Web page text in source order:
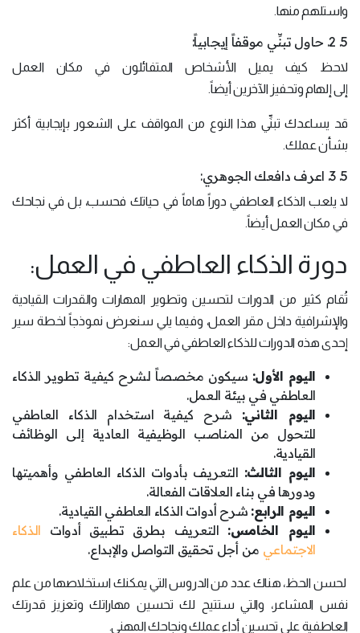
واستلهم منها.
5. 2. حاول تبنِّي موقفاً إيجابياً:
لاحظ كيف يميل الأشخاص المتفائلون في مكان العمل
إلى إلهام وتحفيز الآخرين أيضاً.
قد يساعدك تبنِّي هذا النوع من المواقف على الشعور بإيجابية أكثر
بشأن عملك.
5. 3. اعرف دافعك الجوهري:
لا يلعب الذكاء العاطفي دوراً هاماً في حياتك فحسب، بل في نجاحك
في مكان العمل أيضاً.
دورة الذكاء العاطفي في العمل:
تُقام كثير من الدورات لتحسين وتطوير المهارات والقدرات القيادية
والإشرافية داخل مقر العمل، وفيما يلي سنعرض نموذجاً لخطة سير
إحدى هذه الدورات للذكاء العاطفي في العمل:
اليوم الأول: سيكون مخصصاً لشرح كيفية تطوير الذكاء
العاطفي في بيئة العمل.
اليوم الثاني: شرح كيفية استخدام الذكاء العاطفي
للتحول من المناصب الوظيفية العادية إلى الوظائف
القيادية.
اليوم الثالث: التعريف بأدوات الذكاء العاطفي وأهميتها
ودورها في بناء العلاقات الفعالة.
اليوم الرابع: شرح أدوات الذكاء العاطفي القيادية.
اليوم الخامس: التعريف بطرق تطبيق أدوات الذكاء
الاجتماعي من أجل تحقيق التواصل والإبداع.
لحسن الحظ، هناك عدد من الدروس التي يمكنك استخلاصها من علم
نفس المشاعر، والتي ستتيح لك تحسين مهاراتك وتعزيز قدرتك
العاطفية على تحسين أداء عملك ونجاحك المهني.